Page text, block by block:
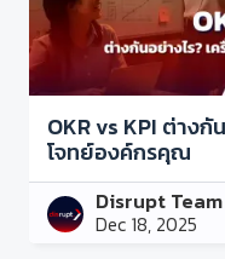
OKR vs KPI ต่าง
โจทย์องค์กรคุณ
Disrupt Team
Dec 18, 2025